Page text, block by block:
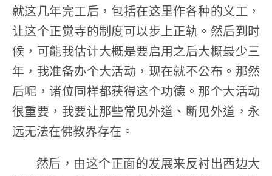
就这几年完工后，包括在这里作各种的义工，
让这个正觉寺的制度可以步上正轨。然后到时
候，可能我估计大概是要启用之后大概最少三
年，我准备办个大活动，现在就不公布。那然
后呢，诸位同样都获得这个功德。那个大活动
很重要，我要让那些常见外道、断见外道，永
远无法在佛教界存在。
然后，由这个正面的发展来反衬出西边大